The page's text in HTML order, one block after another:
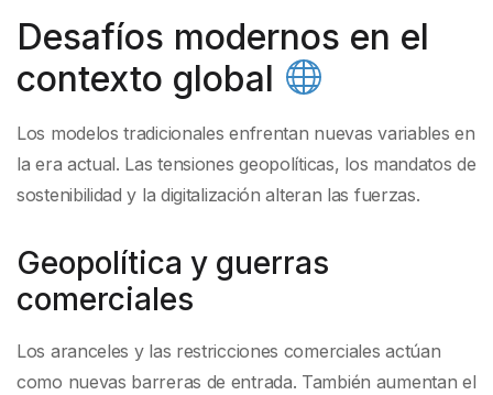
Desafíos modernos en el
contexto global
Los modelos tradicionales enfrentan nuevas variables en
la era actual. Las tensiones geopolíticas, los mandatos de
sostenibilidad y la digitalización alteran las fuerzas.
Geopolítica y guerras
comerciales
Los aranceles y las restricciones comerciales actúan
como nuevas barreras de entrada. También aumentan el